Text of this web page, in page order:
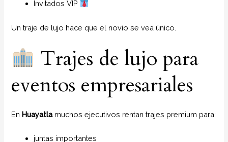
Invitados VIP
Un traje de lujo hace que el novio se vea único.
Trajes de lujo para
eventos empresariales
EnHuayatla muchos ejecutivos rentan trajes premium para:
juntas importantes